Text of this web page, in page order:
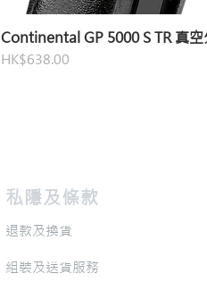
Continental GP 5000 S TR 真空
價格
HK$638.00
私隱及條款
退款及換貨
​組裝及送貨服務